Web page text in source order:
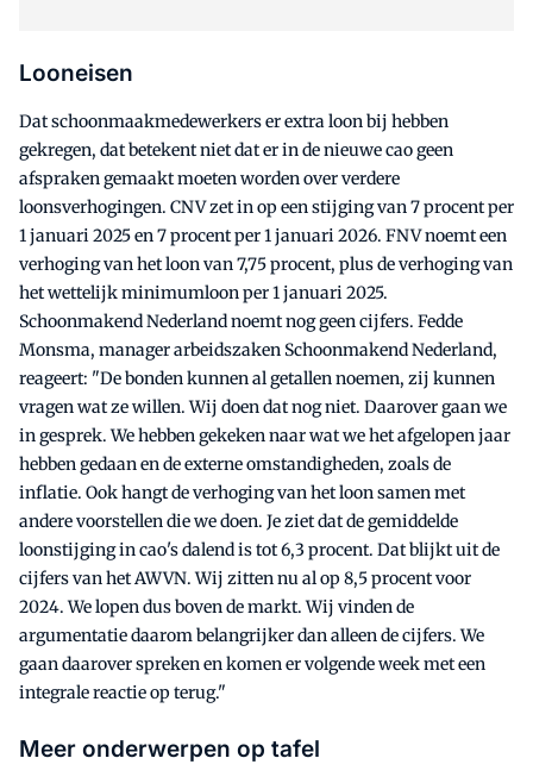
Looneisen
Dat schoonmaakmedewerkers er extra loon bij hebben
gekregen, dat betekent niet dat er in de nieuwe cao geen
afspraken gemaakt moeten worden over verdere
loonsverhogingen. CNV zet in op een stijging van 7 procent per
1 januari 2025 en 7 procent per 1 januari 2026. FNV noemt een
verhoging van het loon van 7,75 procent, plus de verhoging van
het wettelijk minimumloon per 1 januari 2025.
Schoonmakend Nederland noemt nog geen cijfers. Fedde
Monsma, manager arbeidszaken Schoonmakend Nederland,
reageert: "De bonden kunnen al getallen noemen, zij kunnen
vragen wat ze willen. Wij doen dat nog niet. Daarover gaan we
in gesprek. We hebben gekeken naar wat we het afgelopen jaar
hebben gedaan en de externe omstandigheden, zoals de
inflatie. Ook hangt de verhoging van het loon samen met
andere voorstellen die we doen. Je ziet dat de gemiddelde
loonstijging in cao's dalend is tot 6,3 procent. Dat blijkt uit de
cijfers van het AWVN. Wij zitten nu al op 8,5 procent voor
2024. We lopen dus boven de markt. Wij vinden de
argumentatie daarom belangrijker dan alleen de cijfers. We
gaan daarover spreken en komen er volgende week met een
integrale reactie op terug."
Meer onderwerpen op tafel